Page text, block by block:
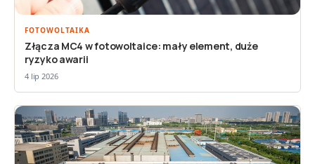
FOTOWOLTAIKA
Złącza MC4 w fotowoltaice: mały element, duże
ryzyko awarii
4 lip 2026